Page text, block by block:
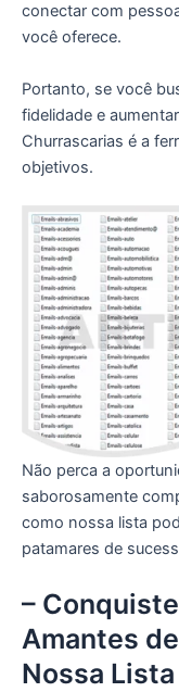
conectar com
você oferece.
Portanto, se você
fidelidade e
Churrascarias é a
objetivos.
Não perca a
saborosamente
como nossa lista
patamares de
–
Amantes
Nossa